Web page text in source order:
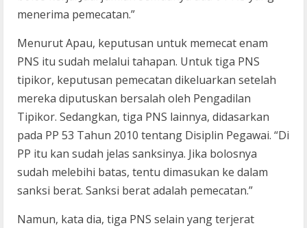
menerima pemecatan.”
Menurut Apau, keputusan untuk memecat enam
PNS itu sudah melalui tahapan. Untuk tiga PNS
tipikor, keputusan pemecatan dikeluarkan setelah
mereka diputuskan bersalah oleh Pengadilan
Tipikor. Sedangkan, tiga PNS lainnya, didasarkan
pada PP 53 Tahun 2010 tentang Disiplin Pegawai. “Di
PP itu kan sudah jelas sanksinya. Jika bolosnya
sudah melebihi batas, tentu dimasukan ke dalam
sanksi berat. Sanksi berat adalah pemecatan.”
Namun, kata dia, tiga PNS selain yang terjerat